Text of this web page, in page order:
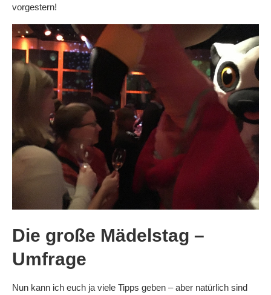
vorgestern!
Die große Mädelstag –
Umfrage
Nun kann ich euch ja viele Tipps geben – aber natürlich sind